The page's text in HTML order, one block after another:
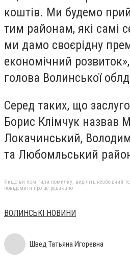
коштів. Ми будемо
тим районам, які самі
ми дамо своєрідну
економічний
голова Волинської
Серед таких, що
Борис Клімчук назвав
Локачинський,
та Любомльський
Якщо ви помітили помилку, виділіть необхідний
повідомити про це редакцію
ВОЛИНСЬКІ НОВИНИ
Швед Татьяна Игоревна